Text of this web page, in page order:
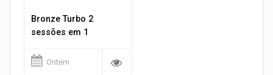
Bronze Turbo 2
sessões em 1
Ontem